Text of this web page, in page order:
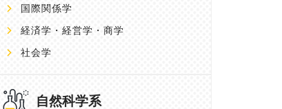
国際関係学
経済学・経営学・商学
社会学
自然科学系